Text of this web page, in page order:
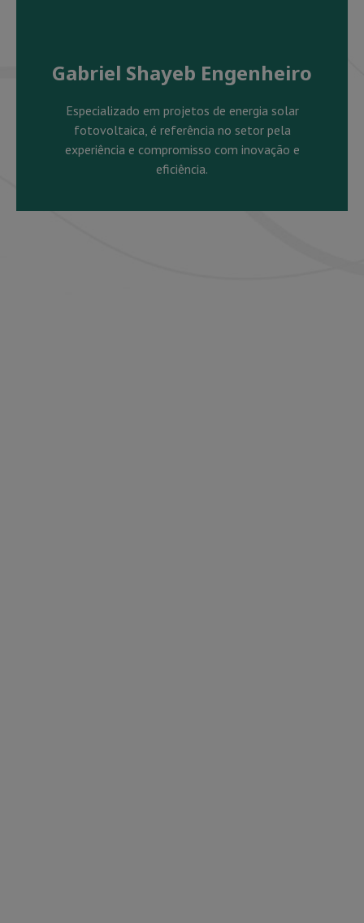
Gabriel Shayeb Engenheiro
Especializado em projetos de energia solar
fotovoltaica, é referência no setor pela
experiência e compromisso com inovação e
eficiência.